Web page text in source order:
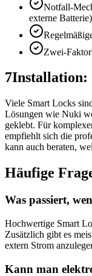
Notfall-
externe Batterie)
Zwei-
7Installation:
Viele Smart Locks
Lösungen wie Nuki
geklebt. Für
empfiehlt sich die
kann auch beraten,
Häufige
Was passiert,
Hochwertige Smart
Zusätzlich gibt es
extern Strom
Kann man